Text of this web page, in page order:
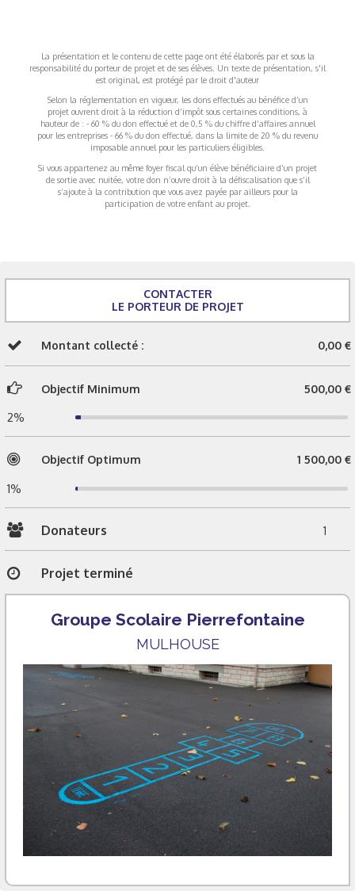
La présentation et le contenu de cette page ont été élaborés par et sous la
responsabilité du porteur de projet et de ses élèves. Un texte de présentation, s'il
est original, est protégé par le droit d'auteur
Selon la réglementation en vigueur, les dons effectués au bénéfice d’un
projet ouvrent droit à la réduction d’impôt sous certaines conditions, à
hauteur de : - 60 % du don effectué et de 0,5 % du chiffre d’affaires annuel
pour les entreprises - 66 % du don effectué, dans la limite de 20 % du revenu
imposable annuel pour les particuliers éligibles.
Si vous appartenez au même foyer fiscal qu’un élève bénéficiaire d’un projet
de sortie avec nuitée, votre don n’ouvre droit à la défiscalisation que s’il
s’ajoute à la contribution que vous avez payée par ailleurs pour la
participation de votre enfant au projet.
CONTACTER
LE PORTEUR DE PROJET
Montant collecté : 0,00 €
Objectif Minimum 500,00 €
2%
Objectif Optimum 1 500,00 €
1%
Donateurs 1
Projet terminé
Groupe Scolaire Pierrefontaine
MULHOUSE